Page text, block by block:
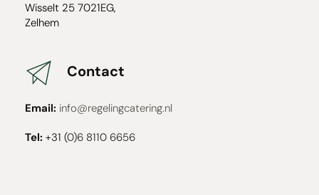
Wisselt 25 7021EG,
Zelhem
Contact
Email: info@regelingcatering.nl
Tel: +31 (0)6 8110 6656